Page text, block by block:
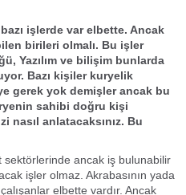
işlerde var elbette. Ancak
birileri olmalı. Bu işler
Yazılım ve bilişim bunlarda
Bazı kişiler kuryelik
gerek yok demişler ancak bu
sahibi doğru kişi
nasıl anlatacaksınız. Bu
sektörlerinde ancak iş bulunabilir
işler olmaz. Akrabasının yada
elbette vardır. Ancak